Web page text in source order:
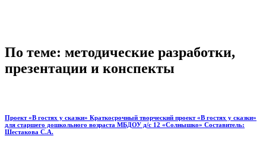
По теме: методические разработки,
презентации и конспекты
Проект «В гостях у сказки» Краткосрочный творческий проект «В гостях у сказки»
для старшего дошкольного возраста МБДОУ д/с 12 «Солнышко» Составитель:
Шестакова С.А.